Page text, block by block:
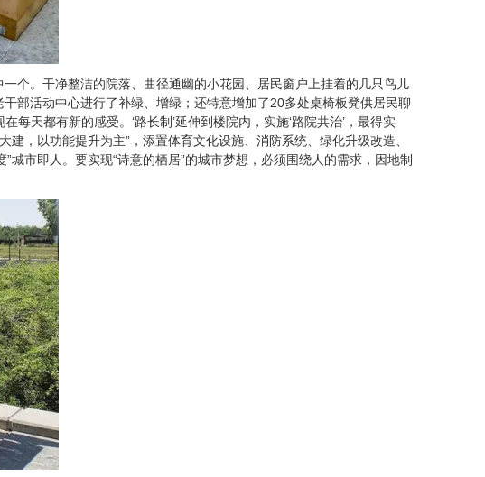
个。干净整洁的院落、曲径通幽的小花园、居民窗户上挂着的几只鸟儿
部活动中心进行了补绿、增绿；还特意增加了20多处桌椅板凳供居民聊
天都有新的感受。‘路长制’延伸到楼院内，实施‘路院共治’，最得实
，以功能提升为主”，添置体育文化设施、消防系统、绿化升级改造、
市即人。要实现“诗意的栖居”的城市梦想，必须围绕人的需求，因地制